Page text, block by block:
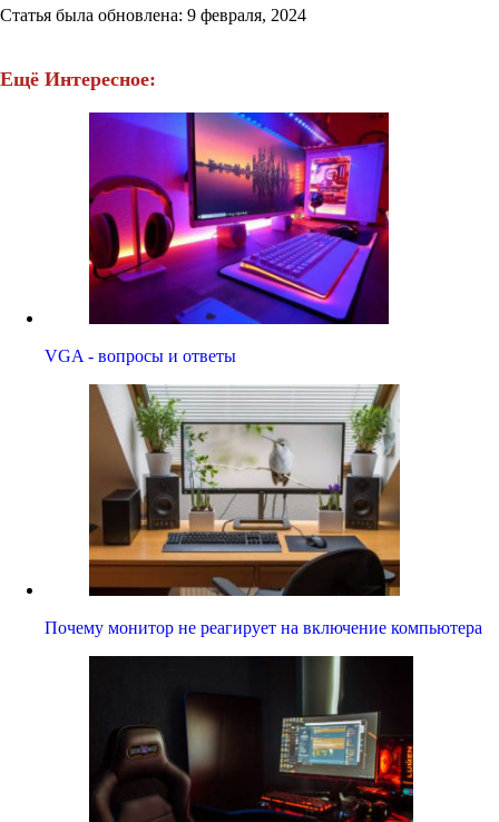
Статья была обновлена: 9 февраля, 2024
Ещё Интересное:
VGA - вопросы и ответы
Почему монитор не реагирует на включение компьютера